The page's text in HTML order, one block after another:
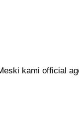
kami official